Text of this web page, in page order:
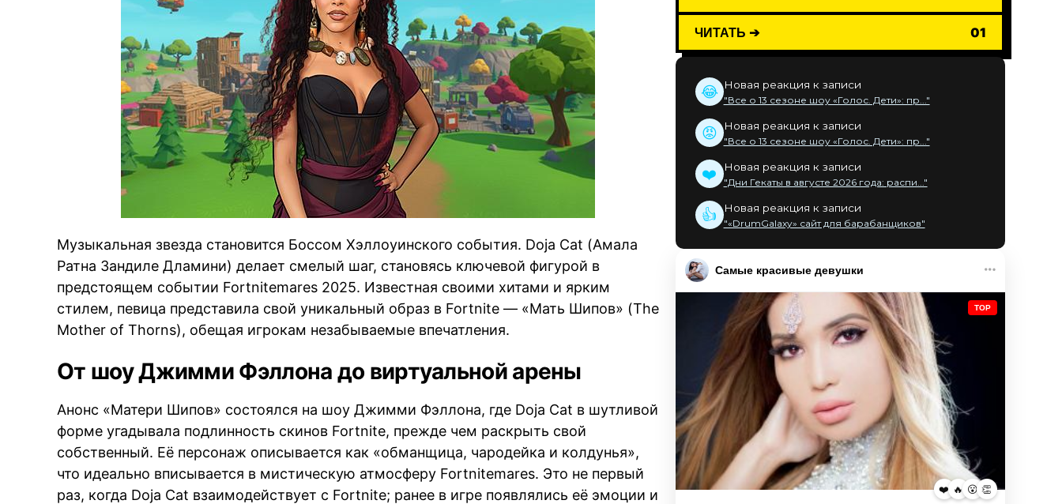
Музыкальная звезда становится Боссом Хэллоуинского события. Doja Cat (Амала
Ратна Зандиле Дламини) делает смелый шаг, становясь ключевой фигурой в
предстоящем событии Fortnitemares 2025. Известная своими хитами и ярким
стилем, певица представила свой уникальный образ в Fortnite — «Мать Шипов» (The
Mother of Thorns), обещая игрокам незабываемые впечатления.
От шоу Джимми Фэллона до виртуальной арены
Анонс «Матери Шипов» состоялся на шоу Джимми Фэллона, где Doja Cat в шутливой
форме угадывала подлинность скинов Fortnite, прежде чем раскрыть свой
собственный. Её персонаж описывается как «обманщица, чародейка и колдунья»,
что идеально вписывается в мистическую атмосферу Fortnitemares. Это не первый
раз, когда Doja Cat взаимодействует с Fortnite; ранее в игре появлялись её эмоции и
ЧИТАТЬ ➔ 01
😂 Новая реакция к записи
"Все о 13 сезоне шоу «Голос. Дети»: пр..."
😡 Новая реакция к записи
"Все о 13 сезоне шоу «Голос. Дети»: пр..."
❤️ Новая реакция к записи
"Дни Гекаты в августе 2026 года: распи..."
👍 Новая реакция к записи
"«DrumGalaxy» сайт для барабанщиков"
Самые красивые девушки
TOP
❤️ 🔥 😮 👏